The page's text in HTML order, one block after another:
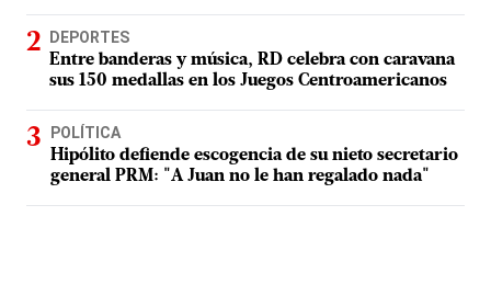
DEPORTES
Entre banderas y música, RD celebra con caravana
sus 150 medallas en los Juegos Centroamericanos
POLÍTICA
Hipólito defiende escogencia de su nieto secretario
general PRM: "A Juan no le han regalado nada"